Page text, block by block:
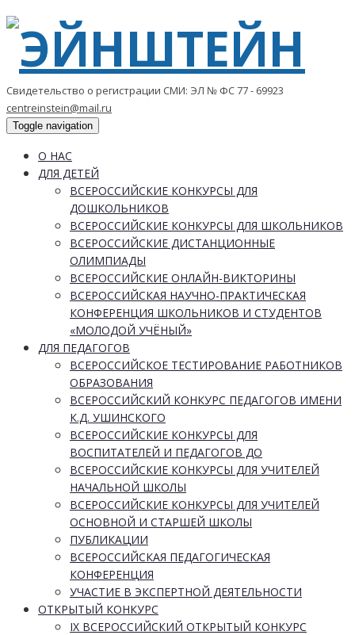
Свидетельство о регистрации СМИ: ЭЛ № ФС 77 - 69923
centreinstein@mail.ru
Toggle navigation
О НАС
ДЛЯ ДЕТЕЙ
ВСЕРОССИЙСКИЕ КОНКУРСЫ ДЛЯ
ДОШКОЛЬНИКОВ
ВСЕРОССИЙСКИЕ КОНКУРСЫ ДЛЯ ШКОЛЬНИКОВ
ВСЕРОССИЙСКИЕ ДИСТАНЦИОННЫЕ
ОЛИМПИАДЫ
ВСЕРОССИЙСКИЕ ОНЛАЙН-ВИКТОРИНЫ
ВСЕРОССИЙСКАЯ НАУЧНО-ПРАКТИЧЕСКАЯ
КОНФЕРЕНЦИЯ ШКОЛЬНИКОВ И СТУДЕНТОВ
«МОЛОДОЙ УЧЁНЫЙ»
ДЛЯ ПЕДАГОГОВ
ВСЕРОССИЙСКОЕ ТЕСТИРОВАНИЕ РАБОТНИКОВ
ОБРАЗОВАНИЯ
ВСЕРОССИЙСКИЙ КОНКУРС ПЕДАГОГОВ ИМЕНИ
К.Д. УШИНСКОГО
ВСЕРОССИЙСКИЕ КОНКУРСЫ ДЛЯ
ВОСПИТАТЕЛЕЙ И ПЕДАГОГОВ ДО
ВСЕРОССИЙСКИЕ КОНКУРСЫ ДЛЯ УЧИТЕЛЕЙ
НАЧАЛЬНОЙ ШКОЛЫ
ВСЕРОССИЙСКИЕ КОНКУРСЫ ДЛЯ УЧИТЕЛЕЙ
ОСНОВНОЙ И СТАРШЕЙ ШКОЛЫ
ПУБЛИКАЦИИ
ВСЕРОССИЙСКАЯ ПЕДАГОГИЧЕСКАЯ
КОНФЕРЕНЦИЯ
УЧАСТИЕ В ЭКСПЕРТНОЙ ДЕЯТЕЛЬНОСТИ
ОТКРЫТЫЙ КОНКУРС
IX ВСЕРОССИЙСКИЙ ОТКРЫТЫЙ КОНКУРС